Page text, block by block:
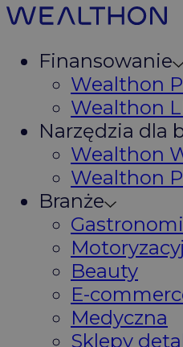
Finansowanie
Wealthon
Wealthon
Narzędzia dla
Wealthon
Wealthon
Branże
Beauty
E-
Medyczna
Sklepy